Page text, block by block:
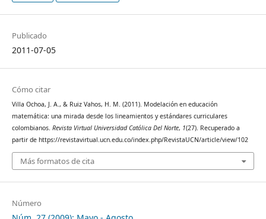
Publicado
2011-07-05
Cómo citar
Villa Ochoa, J. A., & Ruiz Vahos, H. M. (2011). Modelación en educación
matemática: una mirada desde los lineamientos y estándares curriculares
colombianos. Revista Virtual Universidad Católica Del Norte, 1(27). Recuperado a
partir de https://revistavirtual.ucn.edu.co/index.php/RevistaUCN/article/view/102
Más formatos de cita
Número